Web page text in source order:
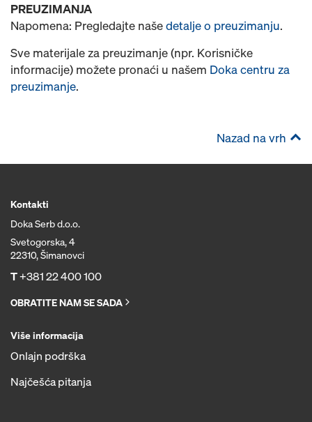
PREUZIMANJA
Napomena: Pregledajte našedetalje o preuzimanju.
Sve materijale za preuzimanje (npr. Korisničke
informacije) možete pronaći u našem Doka centru za
preuzimanje.
Nazad na vrh
Kontakti
Doka Serb d.o.o.
Svetogorska, 4
22310, Šimanovci
T+381 22 400 100
OBRATITE NAM SE SADA
Više informacija
Onlajn podrška
Najčešća pitanja